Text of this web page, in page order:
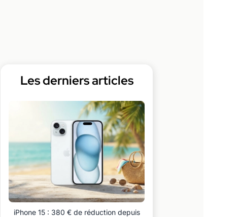
Les derniers articles
iPhone 15 : 380 € de réduction depuis